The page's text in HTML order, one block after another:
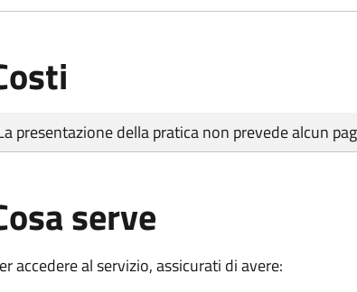
di pagamento
presentazione della pratica non prevede alcun
serve
accedere al servizio, assicurati di avere: